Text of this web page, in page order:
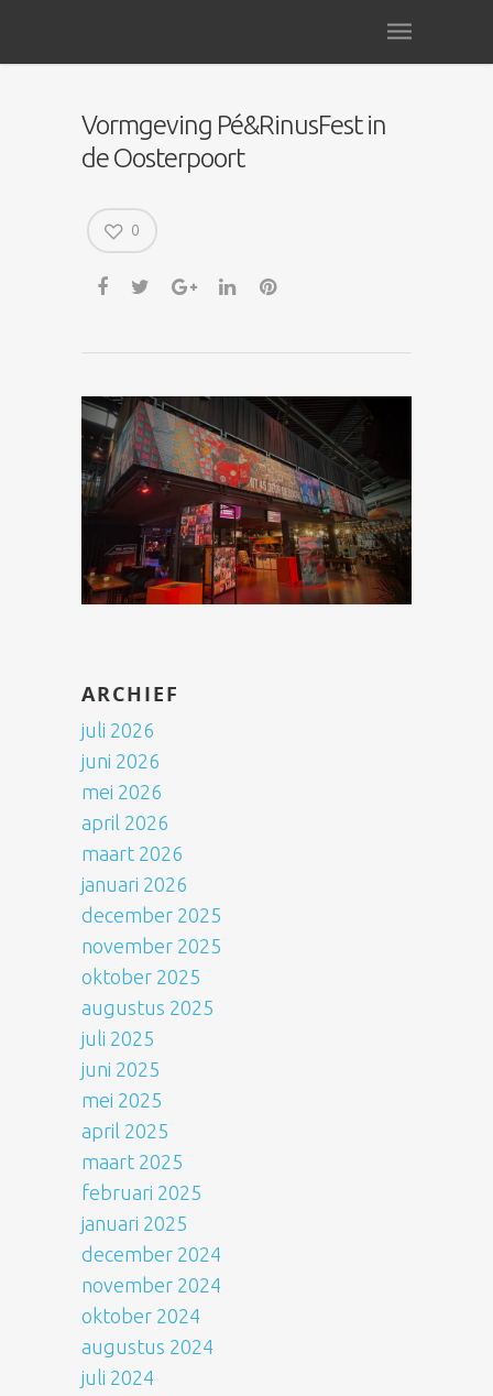
Vormgeving Pé&RinusFest in
de Oosterpoort
0
ARCHIEF
juli 2026
juni 2026
mei 2026
april 2026
maart 2026
januari 2026
december 2025
november 2025
oktober 2025
augustus 2025
juli 2025
juni 2025
mei 2025
april 2025
maart 2025
februari 2025
januari 2025
december 2024
november 2024
oktober 2024
augustus 2024
juli 2024